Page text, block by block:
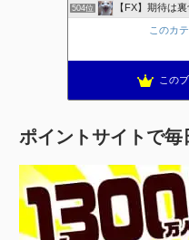
504位 【FX】期待は裏切
このカ
この
ポイントサイトで毎